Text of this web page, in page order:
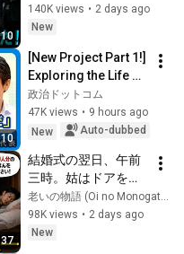
は不要！クビか給料
５円か選べ」と言っ
めた結果
140K views • 2 days ago
New
[New Project Part 1!]
Exploring the Life of
Representative
Junya Ogawa:
Despair on his 3rd
政治ドットコム
47K views • 9 hours ago
New
Auto-dubbed
結婚式の翌日、午前
三時。姑はドアを叩
き、「親戚20人分の
朝ごはんを作りなさ
い」と怒鳴った。夫
老いの物語 (Oi no Monogatari)
98K views • 2 days ago
New